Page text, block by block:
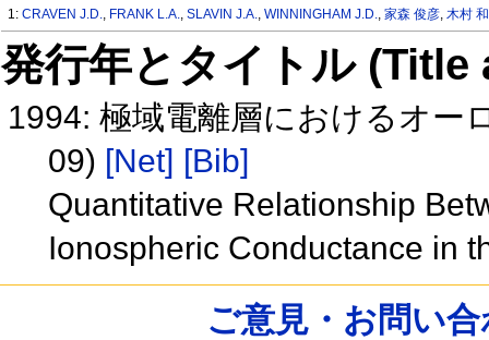
1:CRAVEN J.D., FRANK L.A.,SLAVIN J.A.,WINNINGHAM J.D.,家森 俊彦,木村
発行年とタイトル
1994: 極域電離層におけるオー
09) [Net] [Bib]
Quantitative Relationship
Ionospheric Conductance in
ご意見・お問い